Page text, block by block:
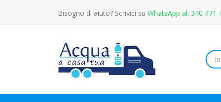
Bisogno di aiuto? Scrivici su WhatsApp al: 340 471